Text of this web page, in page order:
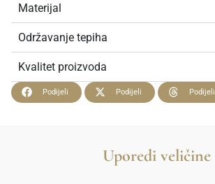
Materijal
Održavanje tepiha
Kvalitet proizvoda
Podijeli Podijeli Podijeli
Uporedi veličine